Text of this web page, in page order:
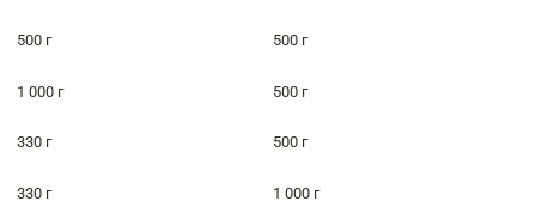
500 г 500 г
1 000 г 500 г
330 г 500 г
330 г 1 000 г